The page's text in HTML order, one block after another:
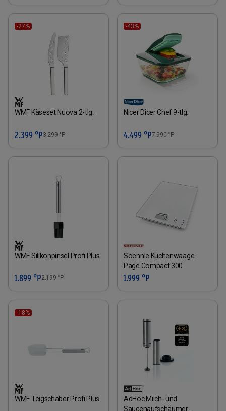
-27%
WMF Käseset Nuova 2-tlg.
2.399 °P3.299°P
-43%
Nicer Dicer Chef 9-tlg.
4.499 °P7.990°P
WMF Silikonpinsel Profi Plus
1.899 °P2.199°P
Soehnle Küchenwaage
Page Compact 300
1.999 °P
-18%
WMF Teigschaber Profi Plus
AdHoc Milch- und
Saucenaufschäumer